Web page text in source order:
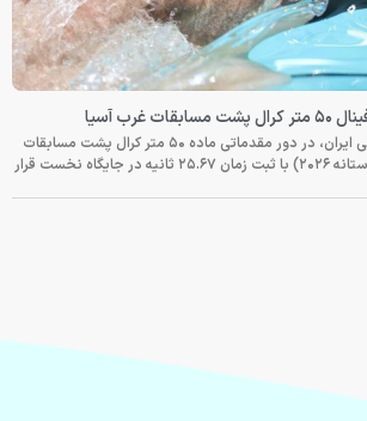
آسیا
هومر عباسی، شناگر تیم ملی ایران، در دور مقدماتی ماده ۵۰ متر کرال پشت مسابقات
نخست قرار